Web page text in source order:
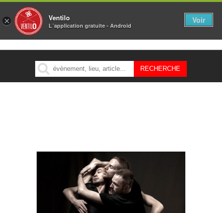
MENU
× Ventilo
L´application gratuite - Android
Voir